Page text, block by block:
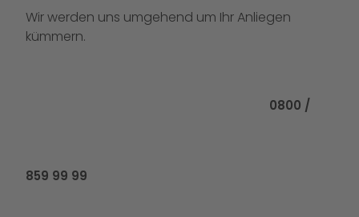
Wir werden uns umgehend um Ihr Anliegen
kümmern.
0800 /
859 99 99